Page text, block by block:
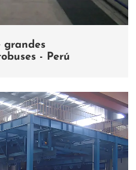
grandes
- Perú